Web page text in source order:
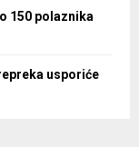
150 polaznika
usporiće